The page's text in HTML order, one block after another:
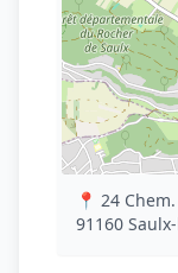
📍 24
91160